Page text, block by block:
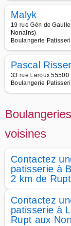
Malyk
19 rue Gén de
Nonains)
Boulangerie
Pascal Risser
33 rue Leroux
Boulangerie
voisines
Contactez
patisserie à
2 km de
Contactez
patisserie à
Rupt aux